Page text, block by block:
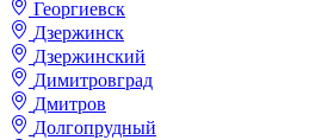
Георгиевск
Дзержинск
Дзержинский
Димитровград
Дмитров
Долгопрудный